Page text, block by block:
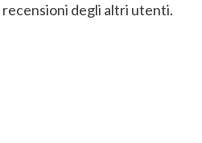
recensioni degli altri utenti.